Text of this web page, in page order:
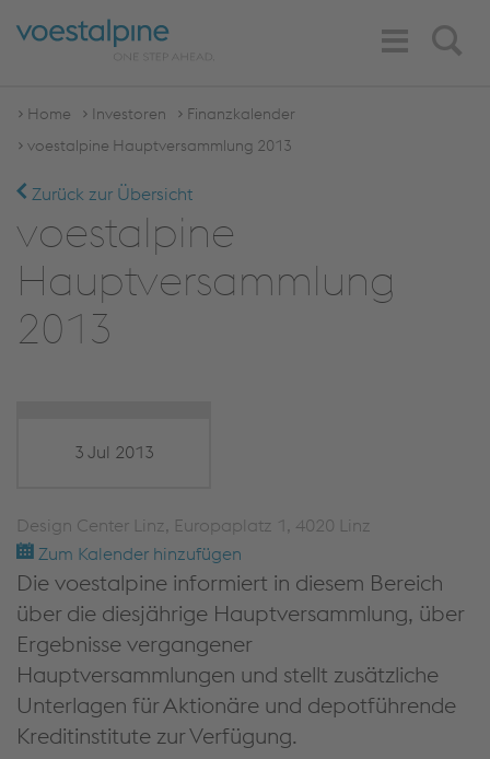
Search
Toggle
Navigation
Home Investoren
Finanzkalender
voestalpine Hauptversammlung 2013
Zurück zur Übersicht
voestalpine
Hauptversammlung
2013
3 Jul 2013
Design Center Linz, Europaplatz 1, 4020 Linz
Zum Kalender hinzufügen
Die voestalpine informiert in diesem Bereich
über die diesjährige Hauptversammlung, über
Ergebnisse vergangener
Hauptversammlungen und stellt zusätzliche
Unterlagen für Aktionäre und depotführende
Kreditinstitute zur Verfügung.